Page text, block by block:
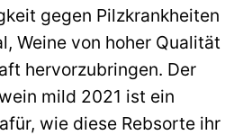
gegen Pilzkrankheiten
Weine von hoher Qualität
hervorzubringen. Der
mild 2021 ist ein
wie diese Rebsorte ihr